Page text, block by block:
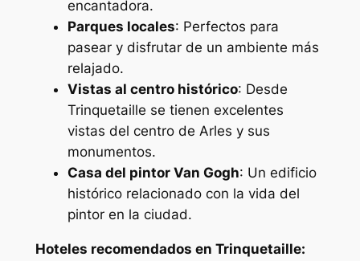
encantadora.
Parques locales: Perfectos para
pasear y disfrutar de un ambiente más
relajado.
Vistas al centro histórico: Desde
Trinquetaille se tienen excelentes
vistas del centro de Arles y sus
monumentos.
Casa del pintor Van Gogh: Un edificio
histórico relacionado con la vida del
pintor en la ciudad.
Hoteles recomendados en Trinquetaille: